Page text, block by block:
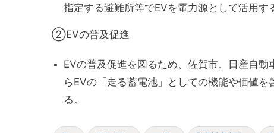
指定する避難所等でEVを電力源として活用す
②EVの普及促進
EVの普及促進を図るため、佐賀市、日産自
らEVの「走る蓄電池」としての機能や価値
る。